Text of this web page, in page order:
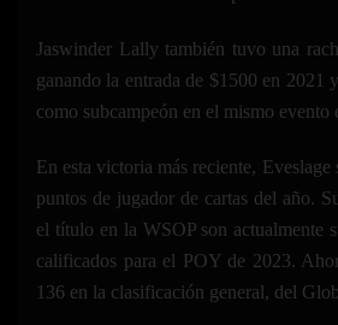
Jaswinder Lally también tuvo una
ganando la entrada de $1500 en 2021
como subcampeón en el mismo evento
En esta victoria más reciente, Eveslage
puntos de jugador de cartas del año.
el título en la WSOP son actualmente
calificados para el POY de 2023.
136 en la clasificación general, del